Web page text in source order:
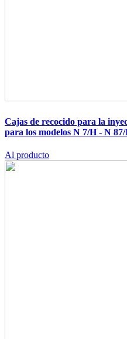
Cajas de recocido para la
para los modelos N 7/H - N
Al producto